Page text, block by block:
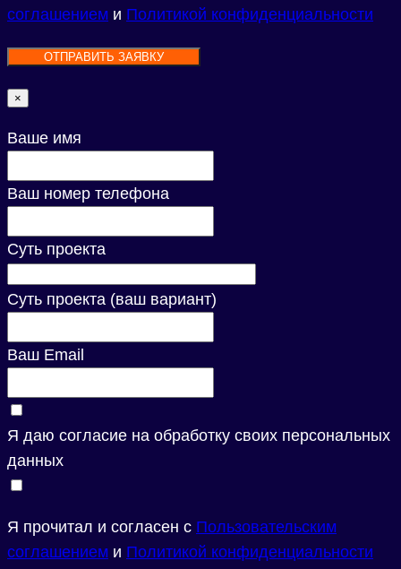
соглашением и Политикой конфиденциальности
ОТПРАВИТЬ ЗАЯВКУ
×
Ваше имя
Ваш номер телефона
Суть проекта
Суть проекта (ваш вариант)
Ваш Email
Я даю согласие на обработку своих персональных
данных
Я прочитал и согласен с Пользовательским
соглашением и Политикой конфиденциальности